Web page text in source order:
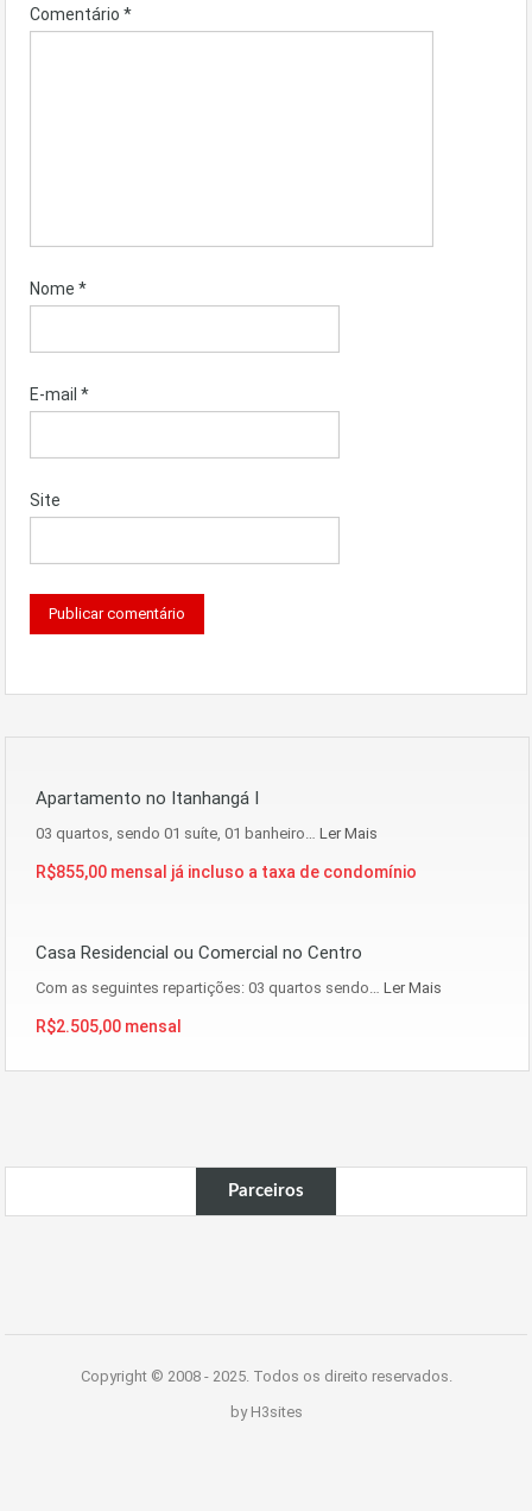
Comentário *
Nome *
E-mail *
Site
Apartamento no Itanhangá I
03 quartos, sendo 01 suíte, 01 banheiro… Ler Mais
R$855,00 mensal já incluso a taxa de condomínio
Casa Residencial ou Comercial no Centro
Com as seguintes repartições: 03 quartos sendo… Ler Mais
R$2.505,00 mensal
Parceiros
Copyright © 2008 - 2025. Todos os direito reservados.
by H3sites